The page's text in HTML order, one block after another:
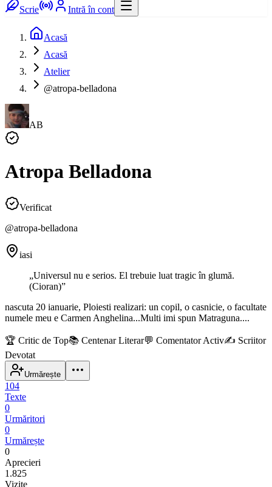
Scrie Intră în cont
Acasă
Acasă
Atelier
@atropa-belladona
AB
Atropa Belladona
Verificat
@atropa-belladona
iasi
„Universul nu e serios. El trebuie luat tragic în glumă.
(Cioran)”
nascuta 20 ianuarie, Ploiesti realizari: un copil, o casnicie, o facultate
numele meu e Carmen Anghelina...Multi imi spun Matraguna....
🏆 Critic de Top📚 Centenar Literar💬 Comentator Activ✍️ Scriitor
Devotat
Urmărește
104
Texte
0
Urmăritori
0
Urmărește
0
Aprecieri
1.825
Vizite